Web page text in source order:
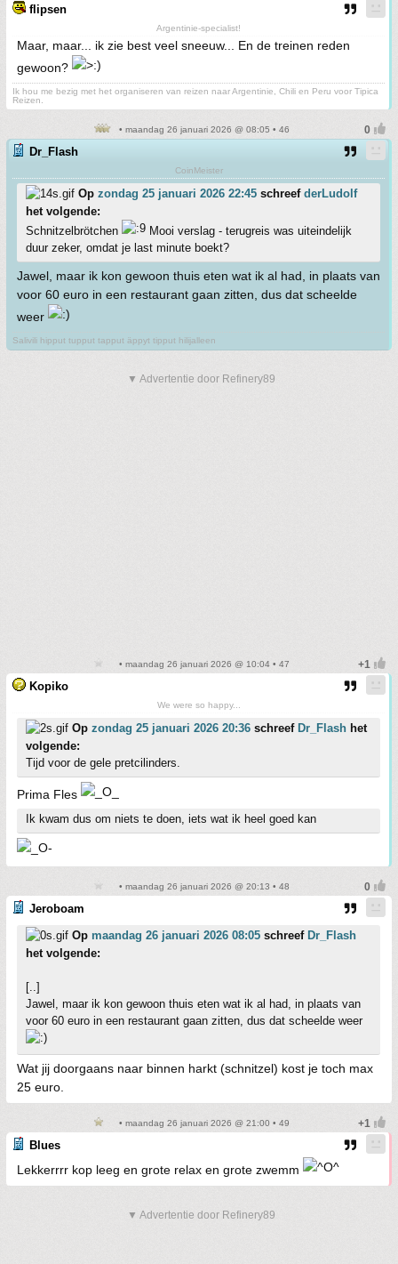
flipsen
Argentinie-specialist!
Maar, maar... ik zie best veel sneeuw... En de treinen reden
gewoon?
Ik hou me bezig met het organiseren van reizen naar Argentinie, Chili en Peru voor Tipica
Reizen.
• maandag 26 januari 2026 @ 08:05 • 46
Dr_Flash
CoinMeister
Op zondag 25 januari 2026 22:45 schreef derLudolf
het volgende:
Schnitzelbrötchen
Mooi verslag - terugreis was uiteindelijk
duur zeker, omdat je last minute boekt?
Jawel, maar ik kon gewoon thuis eten wat ik al had, in plaats van
voor 60 euro in een restaurant gaan zitten, dus dat scheelde
weer
Salivili hipput tupput tapput äppyt tipput hilijalleen
▼ Advertentie door Refinery89
• maandag 26 januari 2026 @ 10:04 • 47
Kopiko
We were so happy...
Op zondag 25 januari 2026 20:36 schreef Dr_Flash het
volgende:
Tijd voor de gele pretcilinders.
Prima Fles
Ik kwam dus om niets te doen, iets wat ik heel goed kan
• maandag 26 januari 2026 @ 20:13 • 48
Jeroboam
Op maandag 26 januari 2026 08:05 schreef Dr_Flash
het volgende:
[..]
Jawel, maar ik kon gewoon thuis eten wat ik al had, in plaats van
voor 60 euro in een restaurant gaan zitten, dus dat scheelde weer
Wat jij doorgaans naar binnen harkt (schnitzel) kost je toch max
25 euro.
• maandag 26 januari 2026 @ 21:00 • 49
Blues
Lekkerrrr kop leeg en grote relax en grote zwemm
▼ Advertentie door Refinery89